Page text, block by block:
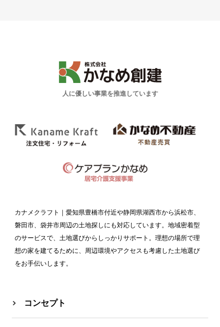
人に優しい事業を推進しています
カナメクラフト ｜愛知県豊橋市付近や静岡県湖西市から浜松市、
磐田市、袋井市周辺の土地探しにも対応しています。地域密着型
のサービスで、土地選びからしっかりサポート。理想の場所で理
想の家を建てるために、周辺環境やアクセスも考慮した土地選び
をお手伝いします。
コンセプト